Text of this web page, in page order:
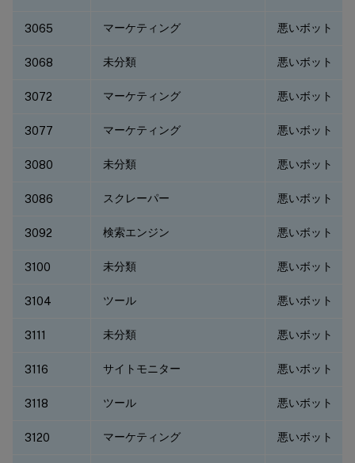
3065 マーケティング 悪いボット
3068 未分類 悪いボット
3072 マーケティング 悪いボット
3077 マーケティング 悪いボット
3080 未分類 悪いボット
3086 スクレーパー 悪いボット
3092 検索エンジン 悪いボット
3100 未分類 悪いボット
3104 ツール 悪いボット
3111 未分類 悪いボット
3116 サイトモニター 悪いボット
3118 ツール 悪いボット
3120 マーケティング 悪いボット